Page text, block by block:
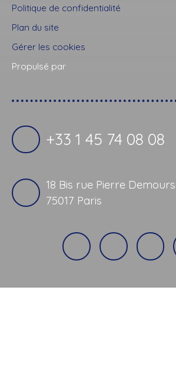
Politique de confidentialité
Plan du site
Gérer les cookies
Propulsé par
+33 1 45 74 08 08
18 Bis rue Pierre Demours
75017 Paris